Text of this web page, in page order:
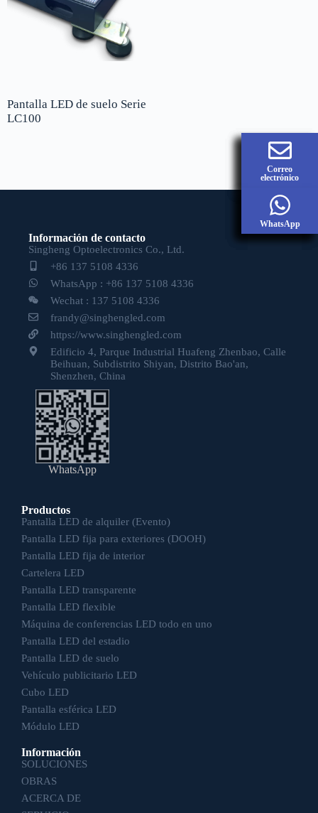
Pantalla LED de suelo Serie
LC100
Correo
electrónico
WhatsApp
Correo
electrónico
WhatsApp
Información de contacto
Singheng Optoelectronics Co., Ltd.
+86 137 5108 4336
WhatsApp : +86 137 5108 4336
Wechat : 137 5108 4336
frandy@singhengled.com
https://www.singhengled.com
Edificio 4, Parque Industrial Huafeng Zhenbao, Calle
Beihuan, Subdistrito Shiyan, Distrito Bao'an,
Shenzhen, China
WhatsApp
Productos
Pantalla LED de alquiler (Evento)
Pantalla LED fija para exteriores (DOOH)
Pantalla LED fija de interior
Cartelera LED
Pantalla LED transparente
Pantalla LED flexible
Máquina de conferencias LED todo en uno
Pantalla LED del estadio
Pantalla LED de suelo
Vehículo publicitario LED
Cubo LED
Pantalla esférica LED
Módulo LED
Información
SOLUCIONES
OBRAS
ACERCA DE
Correo
electrónico
WhatsApp